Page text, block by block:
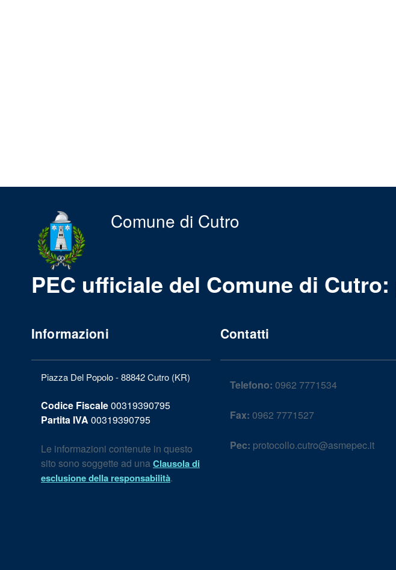
Comune di Cutro
PEC ufficiale del Comune di Cutro:
Informazioni
Piazza Del Popolo - 88842 Cutro (KR)
Codice Fiscale00319390795
Partita IVA 00319390795
Le informazioni contenute in questo
sito sono soggette ad unaClausola di
esclusione della responsabilità.
Contatti
Telefono: 0962 7771534
Fax: 0962 7771527
Pec: protocollo.cutro@asmepec.it